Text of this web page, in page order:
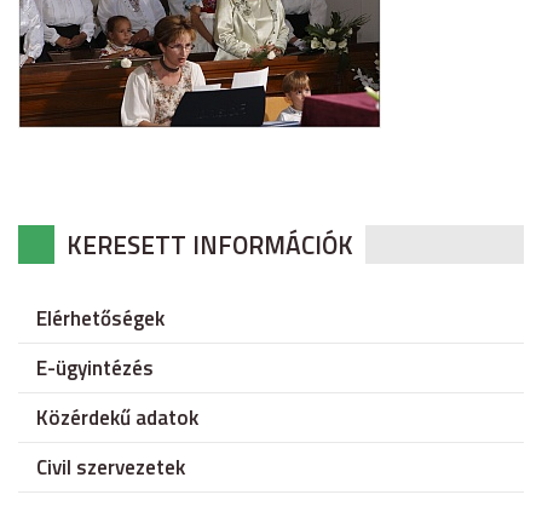
KERESETT INFORMÁCIÓK
Elérhetőségek
E-ügyintézés
Közérdekű adatok
Civil szervezetek